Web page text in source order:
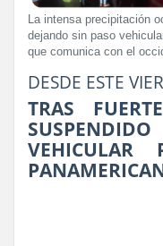
La intensa precipitación
dejando sin paso
que comunica con el
DESDE ESTE
TRAS
VEHICULAR